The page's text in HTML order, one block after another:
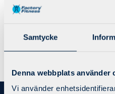
Samtycke
Denna webbplats använder
Vi använder
release #93
Fredag den 13 mars 12:00